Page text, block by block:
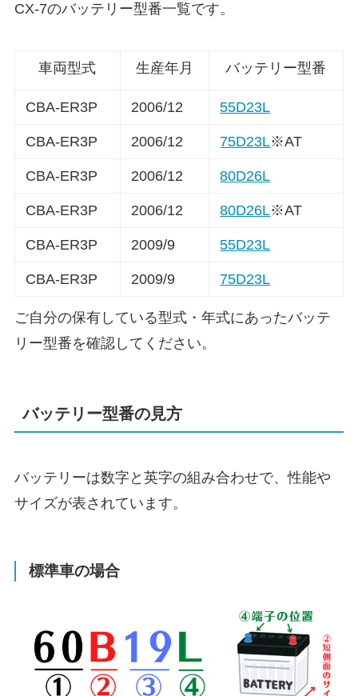
CX-7のバッテリー型番一覧です。
車両型式 生産年月 バッテリー型番
CBA-ER3P 2006/12 55D23L
CBA-ER3P 2006/12 75D23L※AT
CBA-ER3P 2006/12 80D26L
CBA-ER3P 2006/12 80D26L※AT
CBA-ER3P 2009/9 55D23L
CBA-ER3P 2009/9 75D23L
ご自分の保有している型式・年式にあったバッテ
リー型番を確認してください。
バッテリー型番の見方
バッテリーは数字と英字の組み合わせで、性能や
サイズが表されています。
標準車の場合